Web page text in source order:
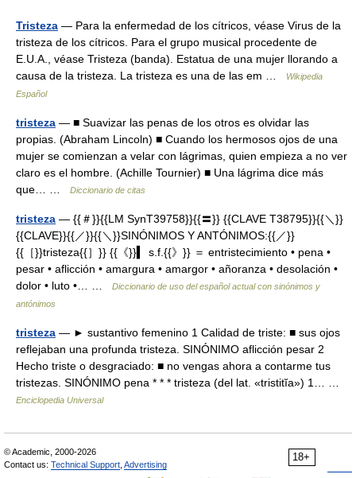
Tristeza — Para la enfermedad de los cítricos, véase Virus de la
tristeza de los cítricos. Para el grupo musical procedente de
E.U.A., véase Tristeza (banda). Estatua de una mujer llorando a
causa de la tristeza. La tristeza es una de las em …
Wikipedia
Español
tristeza — ■ Suavizar las penas de los otros es olvidar las
propias. (Abraham Lincoln) ■ Cuando los hermosos ojos de una
mujer se comienzan a velar con lágrimas, quien empieza a no ver
claro es el hombre. (Achille Tournier) ■ Una lágrima dice más
que… …
Diccionario de citas
tristeza — {{＃}}{{LM SynT39758}}{{〓}} {{CLAVE T38795}}{{＼}}
{{CLAVE}}{{／}}{{＼}}SINÓNIMOS Y ANTÓNIMOS:{{／}}
{{［}}tristeza{{］}} {{《}}▍ s.f.{{》}} ＝ entristecimiento • pena •
pesar • aflicción • amargura • amargor • añoranza • desolación •
dolor • luto •… …
Diccionario de uso del español actual con sinónimos y
antónimos
tristeza — ► sustantivo femenino 1 Calidad de triste: ■ sus ojos
reflejaban una profunda tristeza. SINÓNIMO aflicción pesar 2
Hecho triste o desgraciado: ■ no vengas ahora a contarme tus
tristezas. SINÓNIMO pena * * * tristeza (del lat. «tristitĭa») 1… …
Enciclopedia Universal
18+
© Academic, 2000-2026
Contact us: Technical Support Advertising